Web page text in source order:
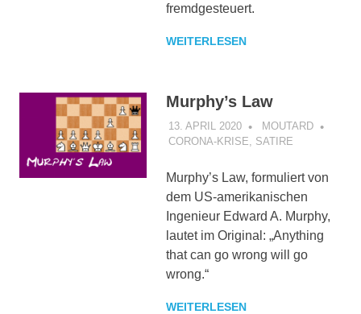
fremdgesteuert.
WEITERLESEN
Murphy’s Law
13. APRIL 2020
MOUTARD
CORONA-KRISE, SATIRE
Murphy’s Law, formuliert von
dem US-amerikanischen
Ingenieur Edward A. Murphy,
lautet im Original: „Anything
that can go wrong will go
wrong.“
WEITERLESEN